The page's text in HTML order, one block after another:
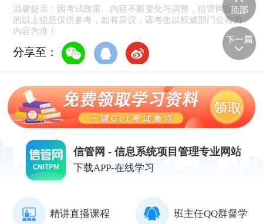
温馨提示：因考试政策、内容不断变化与调整，信管网提供
的以上信息仅供参考，如有异议，请考生以权威部门公布的
内容为准！
分享至：
信管网 - 信息系统项目管理专业网站
下载APP-在线学习
精讲直播课程 班主任QQ群督学